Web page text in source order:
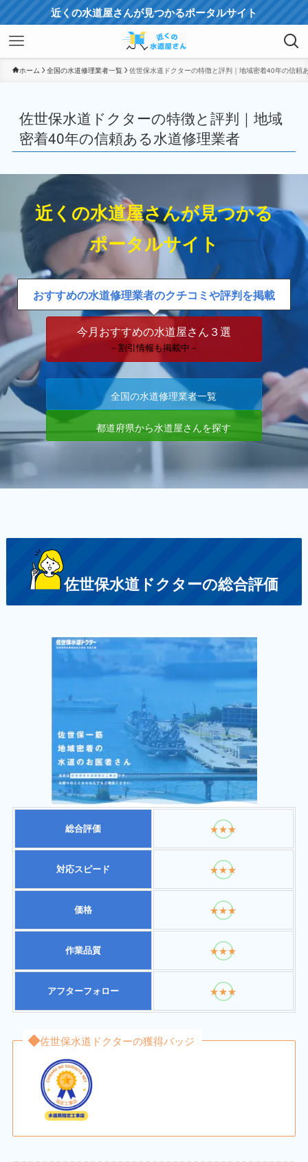
近くの水道屋さんが見つかるポータルサイト
ホーム 全国の水道修理業者一覧 佐世保水道ドクターの特徴と評判｜地域密着40年の信頼
佐世保水道ドクターの特徴と評判｜地域
密着40年の信頼ある水道修理業者
近くの水道屋さんが見つかる
ポータルサイト
おすすめの水道修理業者のクチコミや評判を掲載
今月おすすめの水道屋さん３選
－割引情報も掲載中－
全国の水道修理業者一覧
都道府県から水道屋さんを探す
佐世保水道ドクターの総合評価
総合評価 ★★★
対応スピード ★★★
価格 ★★★
作業品質 ★★★
アフターフォロー ★★★
佐世保水道ドクターの獲得バッジ